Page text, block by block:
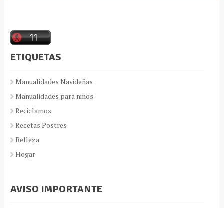
ETIQUETAS
Manualidades Navideñas
Manualidades para niños
Reciclamos
Recetas Postres
Belleza
Hogar
AVISO IMPORTANTE